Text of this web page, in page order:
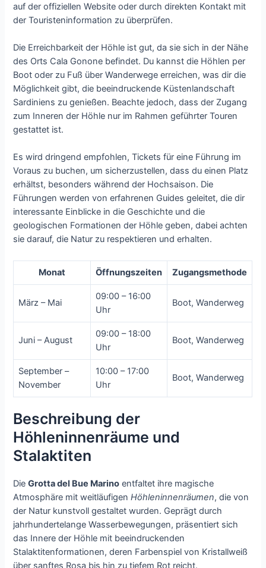
auf der offiziellen Website oder durch direkten Kontakt mit
der Touristeninformation zu überprüfen.
Die Erreichbarkeit der Höhle ist gut, da sie sich in der Nähe
des Orts Cala Gonone befindet. Du kannst die Höhlen per
Boot oder zu Fuß über Wanderwege erreichen, was dir die
Möglichkeit gibt, die beeindruckende Küstenlandschaft
Sardiniens zu genießen. Beachte jedoch, dass der Zugang
zum Inneren der Höhle nur im Rahmen geführter Touren
gestattet ist.
Es wird dringend empfohlen, Tickets für eine Führung im
Voraus zu buchen, um sicherzustellen, dass du einen Platz
erhältst, besonders während der Hochsaison. Die
Führungen werden von erfahrenen Guides geleitet, die dir
interessante Einblicke in die Geschichte und die
geologischen Formationen der Höhle geben, dabei achten
sie darauf, die Natur zu respektieren und erhalten.
Monat Öffnungszeiten Zugangsmethode
März – Mai
09:00 – 16:00
Uhr
Boot, Wanderweg
Juni – August
09:00 – 18:00
Uhr
Boot, Wanderweg
September –
November
10:00 – 17:00
Uhr
Boot, Wanderweg
Beschreibung der
Höhleninnenräume und
Stalaktiten
DieGrotta del Bue Marino entfaltet ihre magische
Atmosphäre mit weitläufigenHöhleninnenräumen, die von
der Natur kunstvoll gestaltet wurden. Geprägt durch
jahrhundertelange Wasserbewegungen, präsentiert sich
das Innere der Höhle mit beeindruckenden
Stalaktitenformationen, deren Farbenspiel von Kristallweiß